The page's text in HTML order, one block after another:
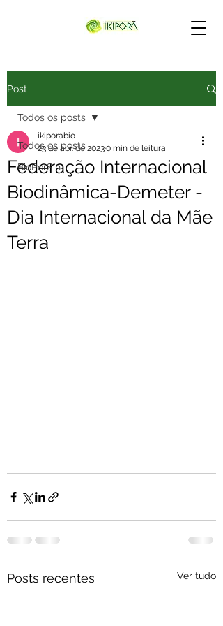
Post
Todos os posts
BioPerSin
Todos os posts
Federação Internacional
Biodinâmica-Demeter -
Dia Internacional da Mãe
Terra
ikiporabio
23 de abr. de 20230 min de leitura
Posts recentes Ver tudo